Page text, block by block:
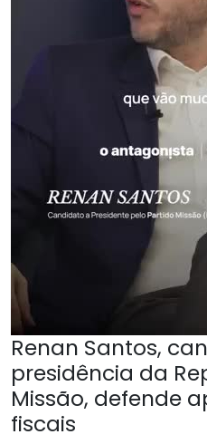
Renan Santos,
presidência da
Missão, defende
fiscais